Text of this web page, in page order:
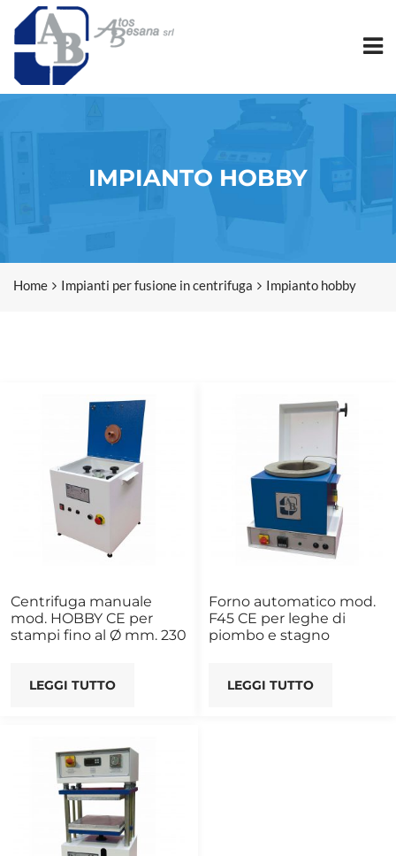
IMPIANTO HOBBY
Home Impianti per fusione in centrifuga Impianto hobby
Centrifuga manuale
mod. HOBBY CE per
stampi fino al Ø mm. 230
LEGGI TUTTO
Forno automatico mod.
F45 CE per leghe di
piombo e stagno
LEGGI TUTTO